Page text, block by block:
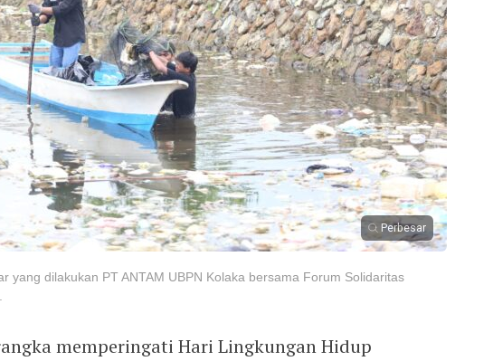
Perbesar
yang dilakukan PT ANTAM UBPN Kolaka bersama Forum Solidaritas
memperingati Hari Lingkungan Hidup